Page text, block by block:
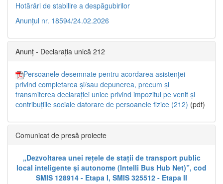
Hotărâri de stabilire a despăgubirilor
Anunțul nr. 18594/24.02.2026
Anunț - Declarația unică 212
Persoanele desemnate pentru acordarea asistenței
privind completarea și/sau depunerea, precum și
transmiterea declarației unice privind impozitul pe venit și
contribuțiile sociale datorare de persoanele fizice (212) (pdf)
Comunicat de presă proiecte
„Dezvoltarea unei rețele de stații de transport public
local inteligente și autonome (Intelli Bus Hub Net)”, cod
SMIS 128914 - Etapa I, SMIS 325512 - Etapa II